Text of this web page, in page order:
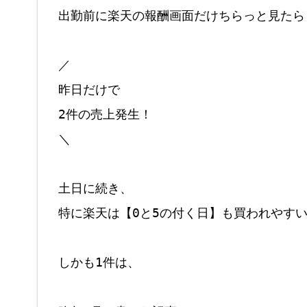
出勤前に楽天の報酬画面だけちらっと見たら
／
昨日だけで
2件の売上発生！
＼
土日に続き、
特に楽天は【0と5の付く日】も買われやす
しかも1件は、